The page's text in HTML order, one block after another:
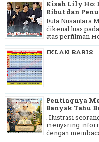
Kisah Lily Ho:
Ribut dan
Duta Nusantara
dikenal luas
atas perfilman
IKLAN BARIS
Pentingnya
Banyak Tahu
. Ilustrasi
menyaring
dengan